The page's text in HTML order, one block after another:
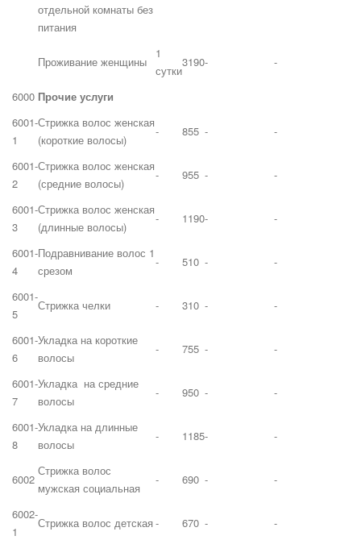
отдельной комнаты без
питания
Проживание женщины
1
сутки
3190- -
6000 Прочие услуги
6001-
1
Стрижка волос женская
(короткие волосы)
- 855 - -
6001-
2
Стрижка волос женская
(средние волосы)
- 955 - -
6001-
3
Стрижка волос женская
(длинные волосы)
- 1190- -
6001-
4
Подравнивание волос 1
срезом
- 510 - -
6001-
5
Стрижка челки - 310 - -
6001-
6
Укладка на короткие
волосы
- 755 - -
6001-
7
Укладка на средние
волосы
- 950 - -
6001-
8
Укладка на длинные
волосы
- 1185- -
6002
Стрижка волос
мужская социальная
- 690 - -
6002-
1
Стрижка волос детская - 670 - -